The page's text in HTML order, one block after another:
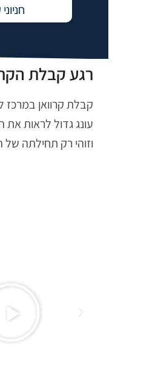
רגע קבלת
קבלת קרוואן במרכז
עונג גדול לראות
וזוהי רק תחילתה